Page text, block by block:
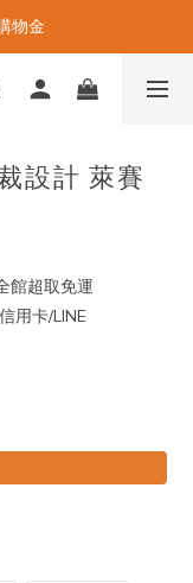
物金
設計 萊賽
館超取免運
用卡/LINE